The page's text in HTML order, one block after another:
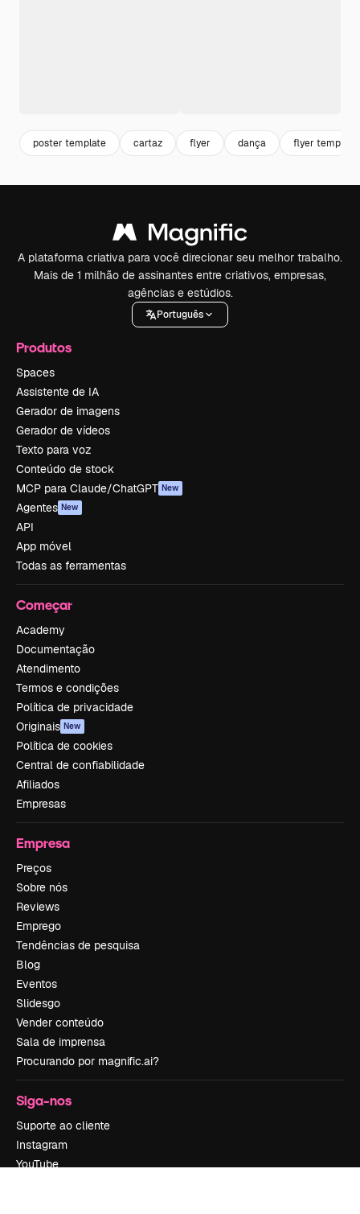
poster template cartaz flyer dança flyer template
A plataforma criativa para você direcionar seu melhor trabalho.
Mais de 1 milhão de assinantes entre criativos, empresas,
agências e estúdios.
Português
Produtos
Spaces
Assistente de IA
Gerador de imagens
Gerador de vídeos
Texto para voz
Conteúdo de stock
MCP para Claude/ChatGPT New
Agentes New
API
App móvel
Todas as ferramentas
Começar
Academy
Documentação
Atendimento
Termos e condições
Política de privacidade
Originais New
Política de cookies
Central de confiabilidade
Afiliados
Empresas
Empresa
Preços
Sobre nós
Reviews
Emprego
Tendências de pesquisa
Blog
Eventos
Slidesgo
Vender conteúdo
Sala de imprensa
Procurando por magnific.ai?
Siga-nos
Suporte ao cliente
Instagram
YouTube